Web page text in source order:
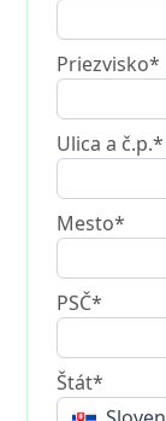
Priezvisko*
Ulica a č.p.*
Mesto*
PSČ*
Štát*